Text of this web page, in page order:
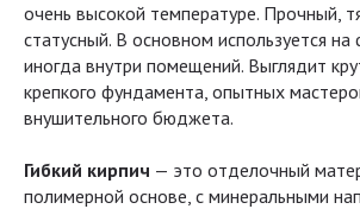
очень высокой температуре. Прочный,
статусный. В основном используется
иногда внутри помещений. Выглядит
крепкого фундамента, опытных
внушительного бюджета.
Гибкий кирпич — это отделочный
полимерной основе, с минеральными